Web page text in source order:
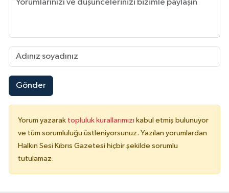
Gönder
Yorum yazarak topluluk kurallarımızı kabul etmiş bulunuyor
ve tüm sorumluluğu üstleniyorsunuz. Yazılan yorumlardan
Halkın Sesi Kıbrıs Gazetesi hiçbir şekilde sorumlu
tutulamaz.